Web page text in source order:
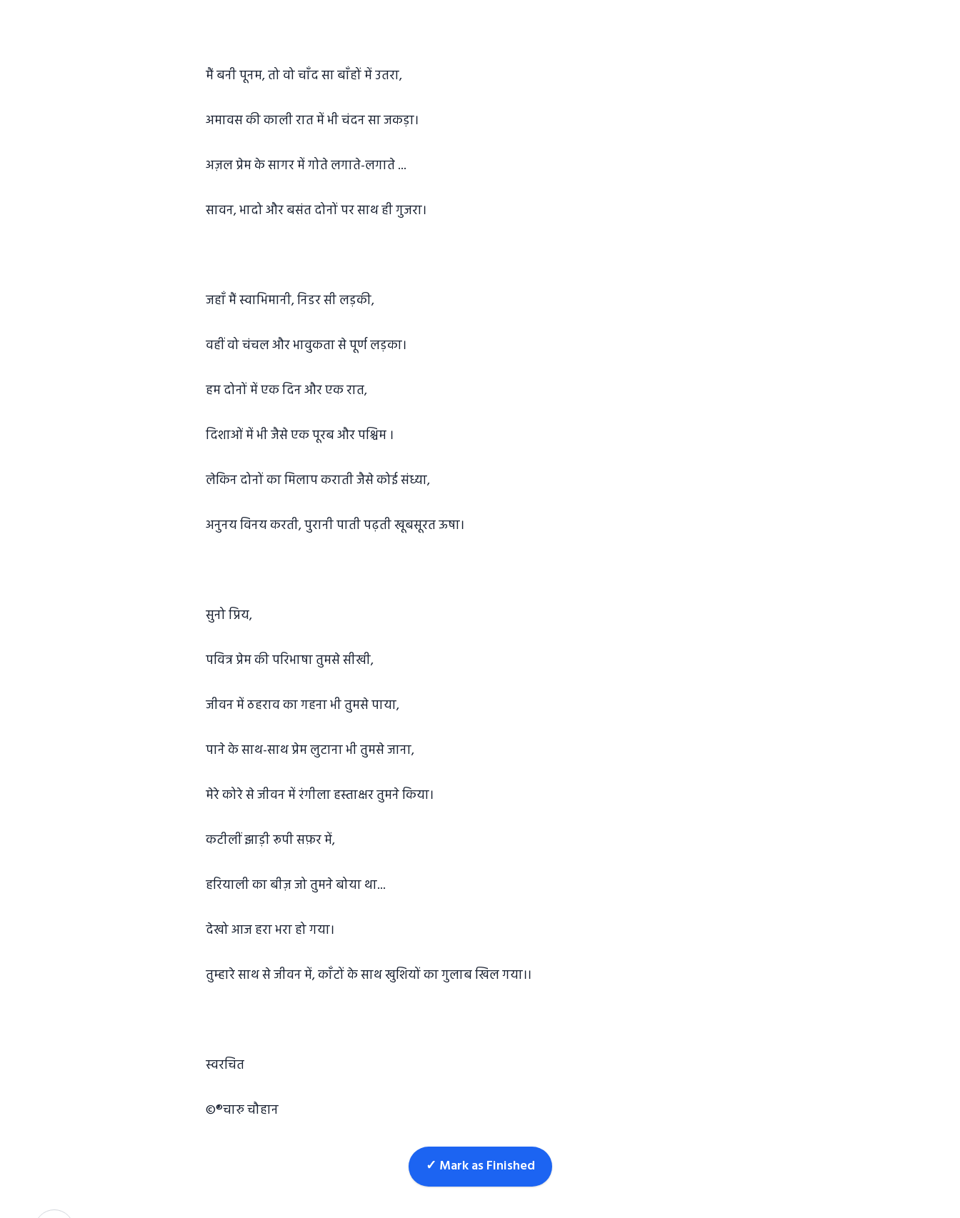
मैं बनी पूनम, तो वो चाँद सा बाँहों में उतरा,
अमावस की काली रात में भी चंदन सा जकड़ा।
अज़ल प्रेम के सागर में गोते लगाते-लगाते ...
सावन, भादो और बसंत दोनों पर साथ ही गुजरा।
जहाँ मैं स्वाभिमानी, निडर सी लड़की,
वहीं वो चंचल और भावुकता से पूर्ण लड़का।
हम दोनों में एक दिन और एक रात,
दिशाओं में भी जैसे एक पूरब और पश्चिम ।
लेकिन दोनों का मिलाप कराती जैसे कोई संध्या,
अनुनय विनय करती, पुरानी पाती पढ़ती खूबसूरत ऊषा।
सुनो प्रिय,
पवित्र प्रेम की परिभाषा तुमसे सीखी,
जीवन में ठहराव का गहना भी तुमसे पाया,
पाने के साथ-साथ प्रेम लुटाना भी तुमसे जाना,
मेरे कोरे से जीवन में रंगीला हस्ताक्षर तुमने किया।
कटीलीं झाड़ी रूपी सफ़र में,
हरियाली का बीज़ जो तुमने बोया था...
देखो आज हरा भरा हो गया।
तुम्हारे साथ से जीवन में, काँटों के साथ खुशियों का गुलाब खिल गया।।
स्वरचित
©®चारु चौहान
✓ Mark as Finished